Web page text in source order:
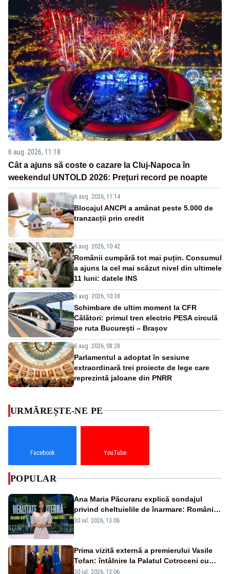
6 aug. 2026, 11:18
Cât a ajuns să coste o cazare la Cluj-Napoca în
weekendul UNTOLD 2026: Prețuri record pe noapte
6 aug. 2026, 11:14
Blocajul ANCPI a amânat peste 5.000 de
tranzacții prin credit
6 aug. 2026, 10:42
Românii cumpără tot mai puțin. Consumul
a ajuns la cel mai scăzut nivel din ultimele
11 luni: datele INS
6 aug. 2026, 10:38
Schimbare de ultim moment la CFR
Călători: primul tren electric PESA circulă
pe ruta București – Brașov
6 aug. 2026, 08:28
Parlamentul a adoptat în sesiune
extraordinară trei proiecte de lege care
reprezintă jaloane din PNRR
URMĂREȘTE-NE PE
Facebook YouTube
POPULAR
Ana Maria Păcuraru explică sondajul
privind cheltuielile de înarmare: Românii
cer transparență în achiziții și un echilibru
30 iul. 2026, 13:06
Prima vizită externă a premierului Vasile
Tofan: întâlnire la Palatul Cotroceni cu
președintele Nicușor Dan
30 iul. 2026, 13:06